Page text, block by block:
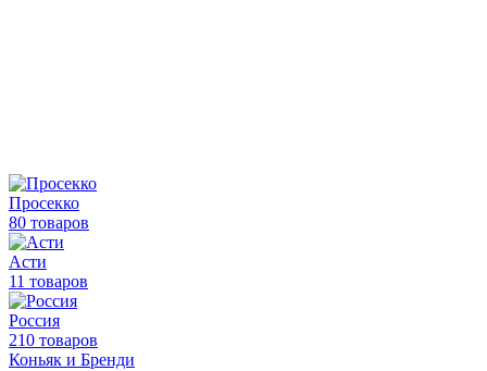
Просекко
80 товаров
Асти
11 товаров
Россия
210 товаров
Коньяк и Бренди